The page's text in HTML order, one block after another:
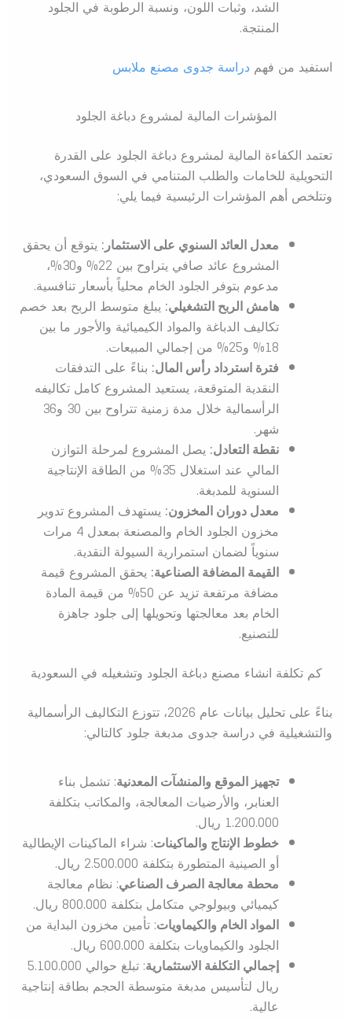
الشد، وثبات اللون، ونسبة الرطوبة في الجلود
المنتجة.
استفيد من فهم دراسة جدوى مصنع ملابس
المؤشرات المالية لمشروع دباغة الجلود
تعتمد الكفاءة المالية لمشروع دباغة الجلود على القدرة
التحويلية للخامات والطلب المتنامي في السوق السعودي،
وتتلخص أهم المؤشرات الرئيسية فيما يلي:
معدل العائد السنوي على الاستثمار:يتوقع أن يحقق
المشروع عائد صافي يتراوح بين 22% و30%،
مدعوم بتوفر الجلود الخام محلياً بأسعار تنافسية.
هامش الربح التشغيلي:يبلغ متوسط الربح بعد خصم
تكاليف الدباغة والمواد الكيميائية والأجور ما بين
18% و25% من إجمالي المبيعات.
فترة استرداد رأس المال:بناءً على التدفقات
النقدية المتوقعة، يستعيد المشروع كامل تكاليفه
الرأسمالية خلال مدة زمنية تتراوح بين 30 و36
شهر.
نقطة التعادل:يصل المشروع لمرحلة التوازن
المالي عند استغلال 35% من الطاقة الإنتاجية
السنوية للمدبغة.
معدل دوران المخزون:يستهدف المشروع تدوير
مخزون الجلود الخام والمصنعة بمعدل 4 مرات
سنوياً لضمان استمرارية السيولة النقدية.
القيمة المضافة الصناعية:يحقق المشروع قيمة
مضافة مرتفعة تزيد عن 50% من قيمة المادة
الخام بعد معالجتها وتحويلها إلى جلود جاهزة
للتصنيع.
كم تكلفة انشاء مصنع دباغة الجلود وتشغيله في السعودية
بناءً على تحليل بيانات عام 2026، تتوزع التكاليف الرأسمالية
والتشغيلية في دراسة جدوى مدبغة جلود كالتالي:
تجهيز الموقع والمنشآت المعدنية: تشمل بناء
العنابر، والأرضيات المعالجة، والمكاتب بتكلفة
1.200.000 ريال.
خطوط الإنتاج والماكينات: شراء الماكينات الإيطالية
أو الصينية المتطورة بتكلفة 2.500.000 ريال.
محطة معالجة الصرف الصناعي: نظام معالجة
كيميائي وبيولوجي متكامل بتكلفة 800.000 ريال.
المواد الخام والكيماويات: تأمين مخزون البداية من
الجلود والكيماويات بتكلفة 600.000 ريال.
إجمالي التكلفة الاستثمارية
: تبلغ حوالي 5.100.000
ريال لتأسيس مدبغة متوسطة الحجم بطاقة إنتاجية
عالية.